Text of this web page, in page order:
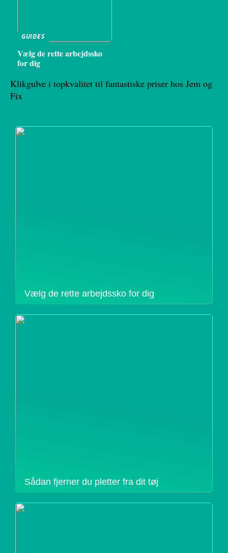
GUIDES
Vælg de rette arbejdssko
for dig
Klikgulve i topkvalitet til fantastiske priser hos Jem og
Fix
Vælg de rette arbejdssko for dig
Sådan fjerner du pletter fra dit tøj